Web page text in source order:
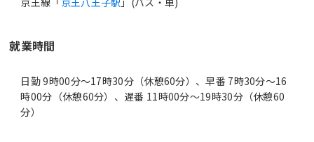
就業時間
日勤 9時00分〜17時30分（休憩60分）、早番 7時30分〜16
時00分（休憩60分）、遅番 11時00分〜19時30分（休憩60
分）